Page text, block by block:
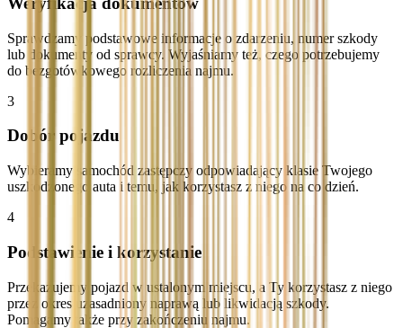
Sprawdzamy podstawowe informacje o zdarzeniu, numer szkody
lub dokumenty od sprawcy. Wyjaśniamy też, czego potrzebujemy
do bezgotówkowego rozliczenia najmu.
3
Dobór pojazdu
Wybieramy samochód zastępczy odpowiadający klasie Twojego
uszkodzonego auta i temu, jak korzystasz z niego na co dzień.
4
Podstawienie i korzystanie
Przekazujemy pojazd w ustalonym miejscu, a Ty korzystasz z niego
przez okres uzasadniony naprawą lub likwidacją szkody.
Pomagamy także przy zakończeniu najmu.